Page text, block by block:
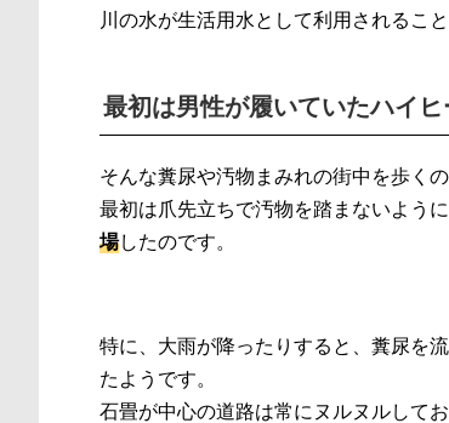
川の水が生活用水として利用されるこ
最初は男性が履いていたハイヒ
そんな糞尿や汚物まみれの街中を歩く
最初は爪先立ちで汚物を踏まないように
場したのです。
特に、大雨が降ったりすると、糞尿を
たようです。
石畳が中心の道路は常にヌルヌルして